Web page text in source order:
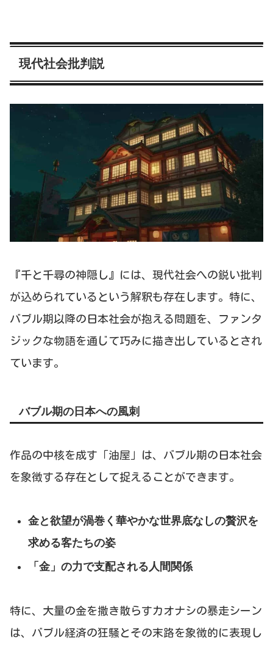
現代社会批判説
『千と千尋の神隠し』には、現代社会への鋭い批判
が込められているという解釈も存在します。特に、
バブル期以降の日本社会が抱える問題を、ファンタ
ジックな物語を通じて巧みに描き出しているとされ
ています。
バブル期の日本への風刺
作品の中核を成す「油屋」は、バブル期の日本社会
を象徴する存在として捉えることができます。
金と欲望が渦巻く華やかな世界底なしの贅沢を
求める客たちの姿
「金」の力で支配される人間関係
特に、大量の金を撒き散らすカオナシの暴走シーン
は、バブル経済の狂騒とその末路を象徴的に表現し